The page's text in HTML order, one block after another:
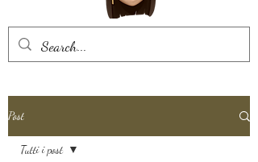
Post
Tutti i post